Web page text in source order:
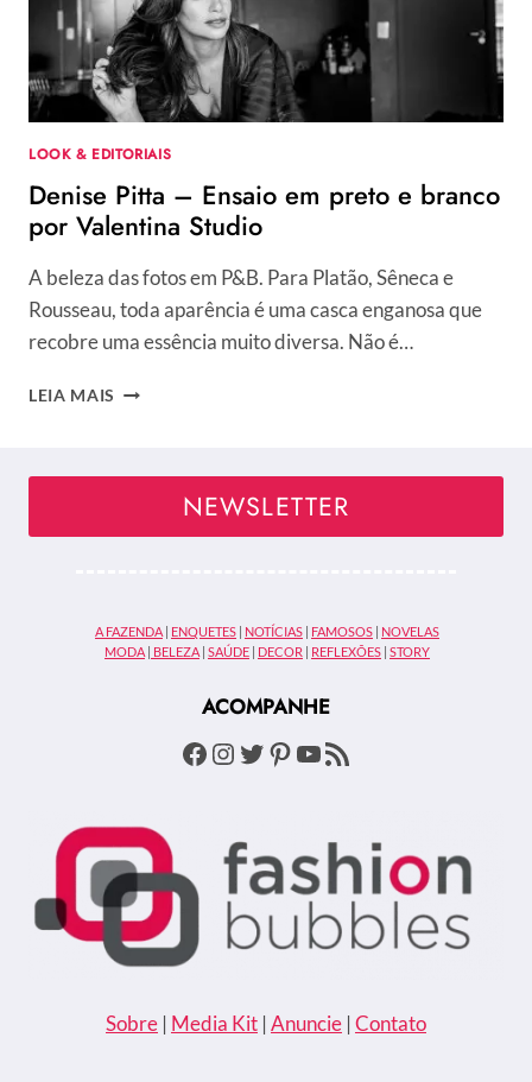
TEXTURAS,
POR
QUE
ELAS
SÃO
LOOK & EDITORIAIS
Denise Pitta – Ensaio em preto e branco
por Valentina Studio
A beleza das fotos em P&B. Para Platão, Sêneca e
Rousseau, toda aparência é uma casca enganosa que
recobre uma essência muito diversa. Não é…
LEIA MAIS DENISE
E
STUDIO
NEWSLETTER
A FAZENDA ENQUETES NOTÍCIAS FAMOSOS
NOVELAS
MODA
BELEZA SAÚDE DECOR REFLEXÕES STORY
ACOMPANHE
Facebook
Instagram
Twitter
Pinterest
Youtube
Feed RSS
Sobre | Media Kit | Anuncie | Contato